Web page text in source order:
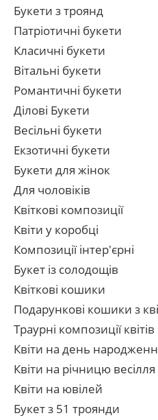
Букети з троянд
Патріотичні букети
Класичні букети
Вітальні букети
Романтичні букети
Ділові Букети
Весільні букети
Екзотичні букети
Букети для жінок
Для чоловіків
Квіткові композиції
Квіти у коробці
Композиції інтер'єрні
Букет із солодощів
Квіткові кошики
Подарункові кошики з
Траурні композиції квітів
Квіти на день
Квіти на річницю весілля
Квіти на ювілей
Букет з 51 троянди